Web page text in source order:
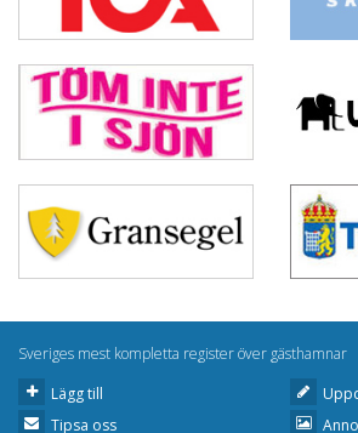
Sveriges mest kompletta register över gästhamnar
Lägg till
Tipsa oss